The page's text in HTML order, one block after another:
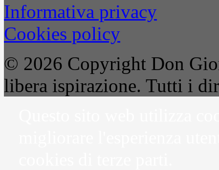
Informativa privacy
Cookies policy
© 2026 Copyright Don
libera ispirazione. Tutti i